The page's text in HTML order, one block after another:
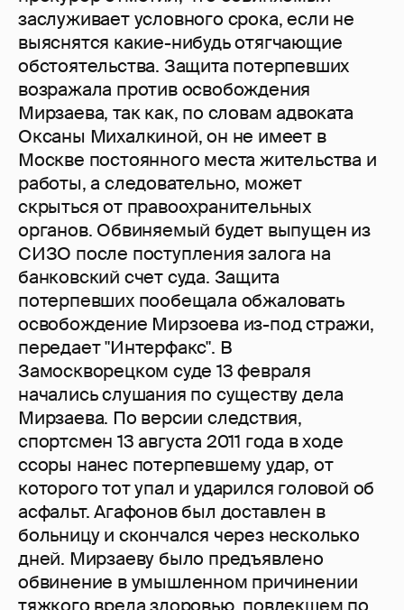
заслуживает условного срока, если не
выяснятся какие-нибудь отягчающие
обстоятельства. Защита потерпевших
возражала против освобождения
Мирзаева, так как, по словам адвоката
Оксаны Михалкиной, он не имеет в
Москве постоянного места жительства и
работы, а следовательно, может
скрыться от правоохранительных
органов. Обвиняемый будет выпущен из
СИЗО после поступления залога на
банковский счет суда. Защита
потерпевших пообещала обжаловать
освобождение Мирзоева из-под стражи,
передает "Интерфакс". В
Замоскворецком суде 13 февраля
начались слушания по существу дела
Мирзаева. По версии следствия,
спортсмен 13 августа 2011 года в ходе
ссоры нанес потерпевшему удар, от
которого тот упал и ударился головой об
асфальт. Агафонов был доставлен в
больницу и скончался через несколько
дней. Мирзаеву было предъявлено
обвинение в умышленном причинении